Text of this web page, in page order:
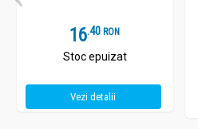
16.4 RON
Stoc epuizat
Vezi detalii